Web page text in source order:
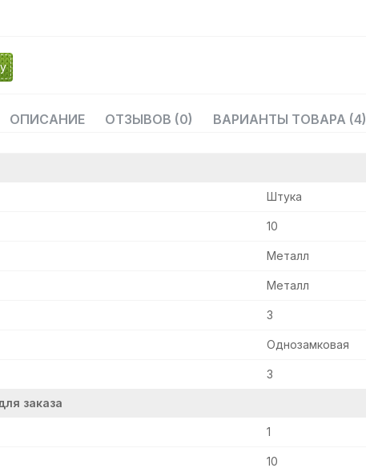
ОПИСАНИЕ ОТЗЫВОВ (0) ВАРИАНТЫ ТОВАРА (4)
Штука
10
Металл
Металл
3
Однозамковая
3
заказа
1
10